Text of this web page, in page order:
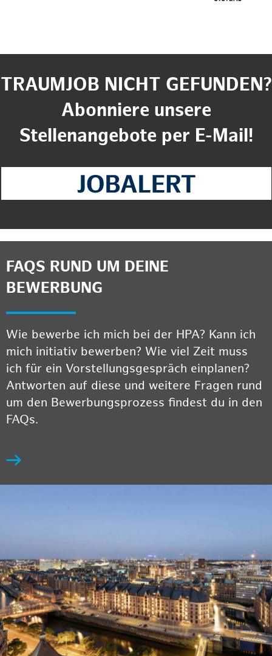
TRAUMJOB NICHT GEFUNDEN?
Abonniere unsere
Stellenangebote per E-Mail!
FAQS RUND UM DEINE
BEWERBUNG
Wie bewerbe ich mich bei der HPA? Kann ich
mich initiativ bewerben? Wie viel Zeit muss
ich für ein Vorstellungsgespräch einplanen?
Antworten auf diese und weitere Fragen rund
um den Bewerbungsprozess findest du in den
FAQs.